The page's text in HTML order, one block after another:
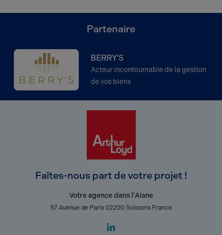
Partenaire
BERRY'S
Acteur incontournable de la gestion
de vos biens
Faîtes-nous part de votre projet !
Votre agence dans l'Aisne
57 Avenue de Paris 02200 Soissons France